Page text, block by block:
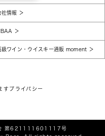
社情報
級ワイン・ウイスキー通販 moment
第621111601117号